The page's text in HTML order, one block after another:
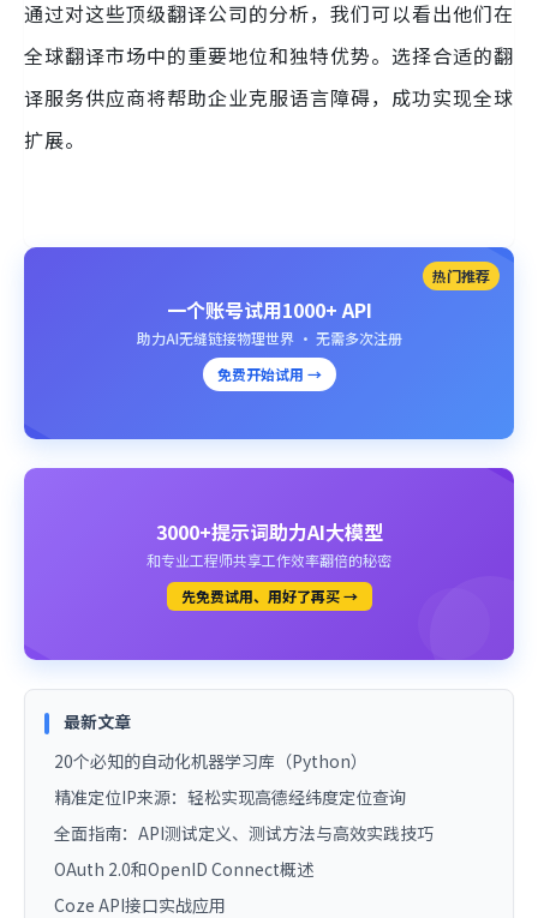
通过对这些顶级翻译公司的分析，我们可以看出他们在
全球翻译市场中的重要地位和独特优势。选择合适的翻
译服务供应商将帮助企业克服语言障碍，成功实现全球
扩展。
热门推荐
一个账号试用1000+ API
助力AI无缝链接物理世界 · 无需多次注册
免费开始试用 →
3000+提示词助力AI大模型
和专业工程师共享工作效率翻倍的秘密
先免费试用、用好了再买 →
最新文章
20个必知的自动化机器学习库（Python）
精准定位IP来源：轻松实现高德经纬度定位查询
全面指南：API测试定义、测试方法与高效实践技巧
OAuth 2.0和OpenID Connect概述
Coze API接口实战应用